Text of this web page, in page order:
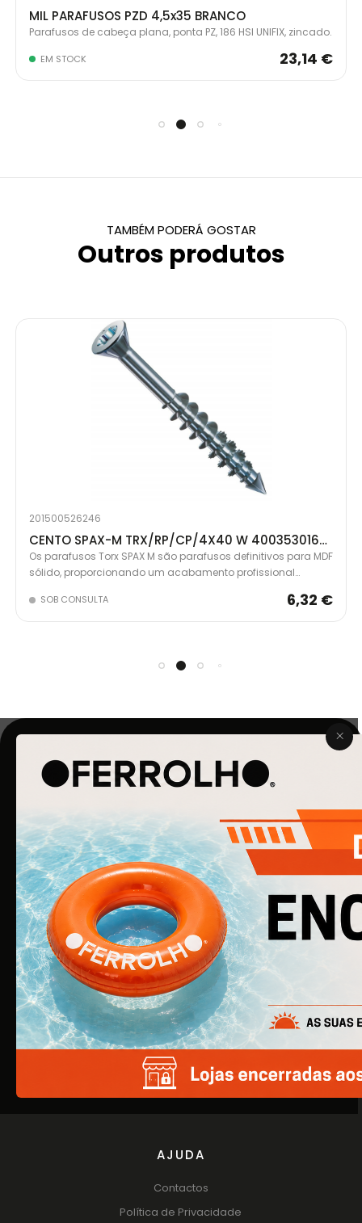
MIL PARAFUSOS PZD 4,5x35 BRANCO
Parafusos de cabeça plana, ponta PZ, 186 HSI UNIFIX, zincado.
EM STOCK 23,14 €
TAMBÉM PODERÁ GOSTAR
Outros produtos
201500526246
CENTO SPAX-M TRX/RP/CP/4X40 W 4003530168468
Os parafusos Torx SPAX M são parafusos definitivos para MDF
sólido, proporcionando um acabamento profissional
nervuras escareadas para potência máxima de
acionamento sem rachar a madeira.
SOB CONSULTA 6,32 €
O Ferrolho iniciou a sua atividade em 1990. O que começou
por ser uma simples empresa de ferragens para
construção civil, é agora uma empresa de referência na
área de Ferragens para Mobiliário e Arquitetura.
EMPRESA
Quem Somos
Produtos
Catálogos
AJUDA
Contactos
Política de Privacidade